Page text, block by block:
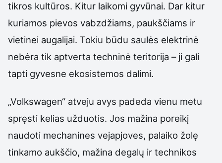
tikros kultūros. Kitur laikomi gyvūnai. Dar kitur
kuriamos pievos vabzdžiams, paukščiams ir
vietinei augalijai. Tokiu būdu saulės elektrinė
nebėra tik aptverta techninė teritorija – ji gali
tapti gyvesne ekosistemos dalimi.
„Volkswagen“ atveju avys padeda vienu metu
spręsti kelias užduotis. Jos mažina poreikį
naudoti mechanines vejapjoves, palaiko žolę
tinkamo aukščio, mažina degalų ir technikos